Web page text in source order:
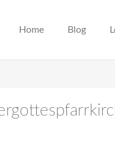
Home Blog